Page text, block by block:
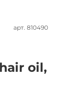
арт. 810490
oil,